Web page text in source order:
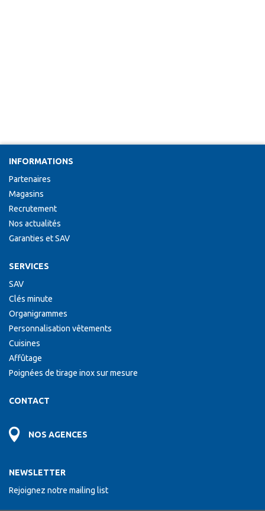
INFORMATIONS
Partenaires
Magasins
Recrutement
Nos actualités
Garanties et SAV
SERVICES
SAV
Clés minute
Organigrammes
Personnalisation vêtements
Cuisines
Affûtage
Poignées de tirage inox sur mesure
CONTACT
NOS AGENCES
NEWSLETTER
Rejoignez notre mailing list